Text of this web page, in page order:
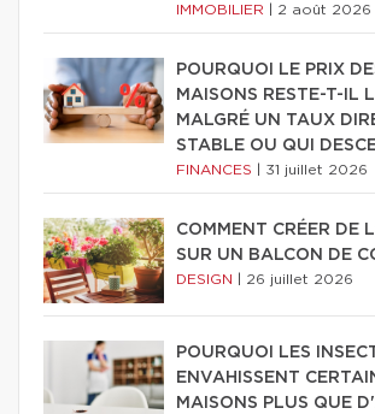
IMMOBILIER 2 août 2026
POURQUOI LE PRIX
MAISONS RESTE-T-IL
MALGRÉ UN TAUX
STABLE OU QUI
FINANCES 31 juillet 2026
COMMENT CRÉER DE
SUR UN BALCON DE
DESIGN 26 juillet 2026
POURQUOI LES
ENVAHISSENT
MAISONS PLUS QUE